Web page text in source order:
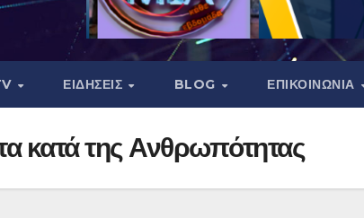
ΕΙΔΗΣΕΙΣ BLOG ΕΠΙΚΟΙΝΩΝΙΑ
κατά της Ανθρωπότητας